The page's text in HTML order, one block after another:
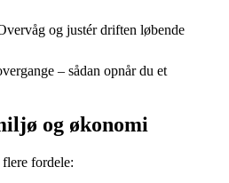
og justér driften løbende
– sådan opnår du et
og økonomi
fordele: